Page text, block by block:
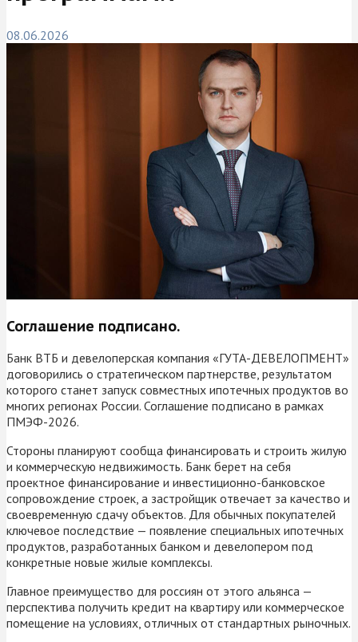
08.06.2026
Соглашение подписано.
Банк ВТБ и девелоперская компания «ГУТА-ДЕВЕЛОПМЕНТ»
договорились о стратегическом партнерстве, результатом
которого станет запуск совместных ипотечных продуктов во
многих регионах России. Соглашение подписано в рамках
ПМЭФ-2026.
Стороны планируют сообща финансировать и строить жилую
и коммерческую недвижимость. Банк берет на себя
проектное финансирование и инвестиционно-банковское
сопровождение строек, а застройщик отвечает за качество и
своевременную сдачу объектов. Для обычных покупателей
ключевое последствие — появление специальных ипотечных
продуктов, разработанных банком и девелопером под
конкретные новые жилые комплексы.
Главное преимущество для россиян от этого альянса —
перспектива получить кредит на квартиру или коммерческое
помещение на условиях, отличных от стандартных рыночных.